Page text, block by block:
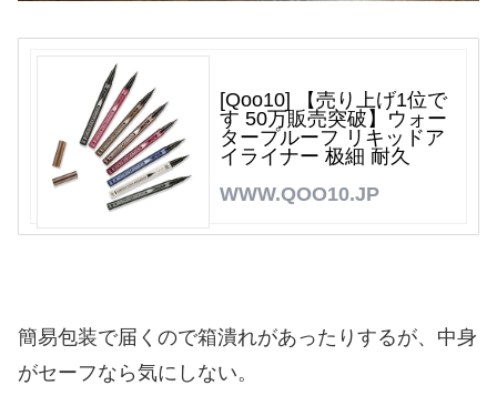
[Qoo10] 【売り上げ1位で
す 50万販売突破】ウォー
タープルーフ リキッドア
イライナー 极細 耐久
WWW.QOO10.JP
簡易包装で届くので箱潰れがあったりするが、中身
がセーフなら気にしない。